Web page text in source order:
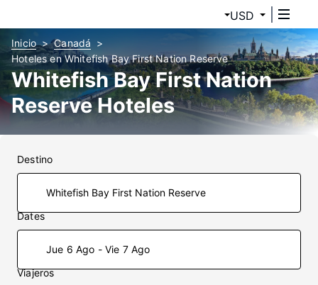
USD
Inicio
Canadá
Hoteles en Whitefish Bay First Nation Reserve
Whitefish Bay First Nation
Reserve Hoteles
Destino
Dates
Jue 6 Ago - Vie 7 Ago
Viajeros